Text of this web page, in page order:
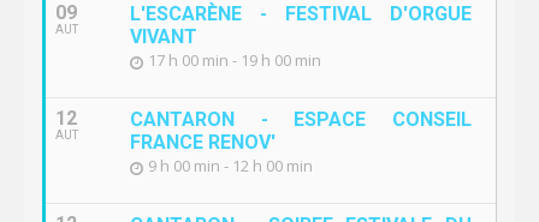
09
AUT
L'ESCARÈNE - FESTIVAL D'ORGUE
VIVANT
17 h 00 min - 19 h 00 min
12
AUT
CANTARON - ESPACE CONSEIL
FRANCE RENOV'
9 h 00 min - 12 h 00 min